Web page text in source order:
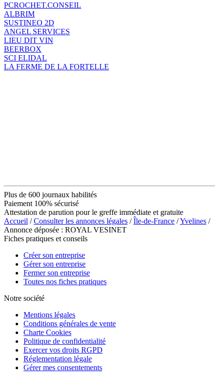
PCROCHET.CONSEIL
ALBRIM
SUSTINEO 2D
ANGEL SERVICES
LIEU DIT VIN
BEERBOX
SCI ELIDAL
LA FERME DE LA FORTELLE
Plus de 600 journaux habilités
Paiement 100% sécurisé
Attestation de parution pour le greffe immédiate et gratuite
Accueil /Consulter les annonces légales /Île-de-France /Yvelines /
Annonce déposée : ROYAL VESINET
Fiches pratiques et conseils
Créer son entreprise
Gérer son entreprise
Fermer son entreprise
Toutes nos fiches pratiques
Notre société
Mentions légales
Conditions générales de vente
Charte Cookies
Politique de confidentialité
Exercer vos droits RGPD
Réglementation légale
Gérer mes consentements